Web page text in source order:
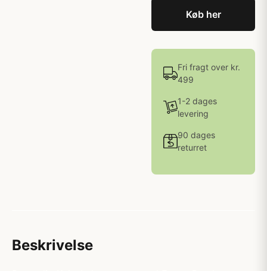
Køb her
Fri fragt over kr.
499
1-2 dages
levering
90 dages
returret
Beskrivelse